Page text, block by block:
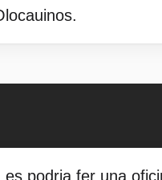
podria fer una